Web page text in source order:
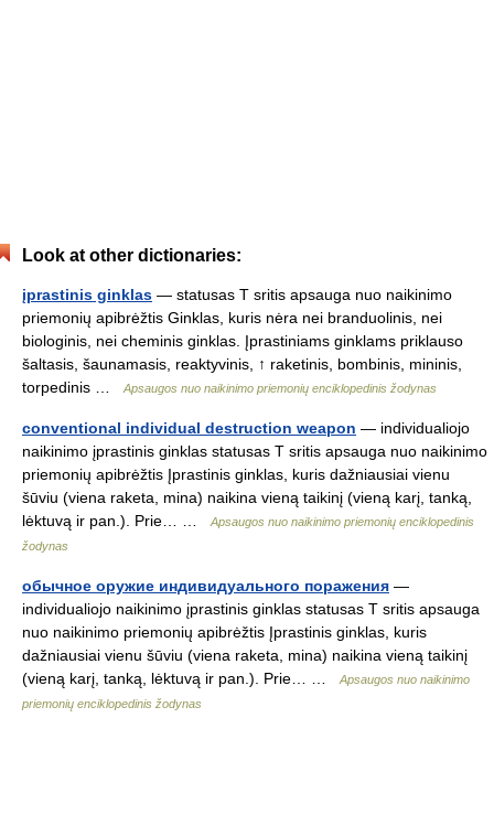
Look at other dictionaries:
įprastinis ginklas — statusas T sritis apsauga nuo naikinimo
priemonių apibrėžtis Ginklas, kuris nėra nei branduolinis, nei
biologinis, nei cheminis ginklas. Įprastiniams ginklams priklauso
šaltasis, šaunamasis, reaktyvinis, ↑ raketinis, bombinis, mininis,
torpedinis …
Apsaugos nuo naikinimo priemonių enciklopedinis žodynas
conventional individual destruction weapon — individualiojo
naikinimo įprastinis ginklas statusas T sritis apsauga nuo naikinimo
priemonių apibrėžtis Įprastinis ginklas, kuris dažniausiai vienu
šūviu (viena raketa, mina) naikina vieną taikinį (vieną karį, tanką,
lėktuvą ir pan.). Prie… …
Apsaugos nuo naikinimo priemonių enciklopedinis
žodynas
обычное оружие индивидуального поражения —
individualiojo naikinimo įprastinis ginklas statusas T sritis apsauga
nuo naikinimo priemonių apibrėžtis Įprastinis ginklas, kuris
dažniausiai vienu šūviu (viena raketa, mina) naikina vieną taikinį
(vieną karį, tanką, lėktuvą ir pan.). Prie… …
Apsaugos nuo naikinimo
priemonių enciklopedinis žodynas